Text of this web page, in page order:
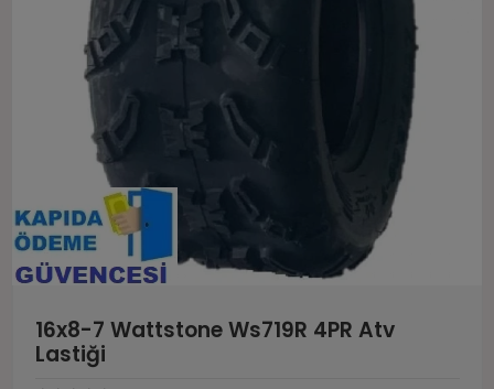
16x8-7 Wattstone Ws719R 4PR Atv
Lastiği